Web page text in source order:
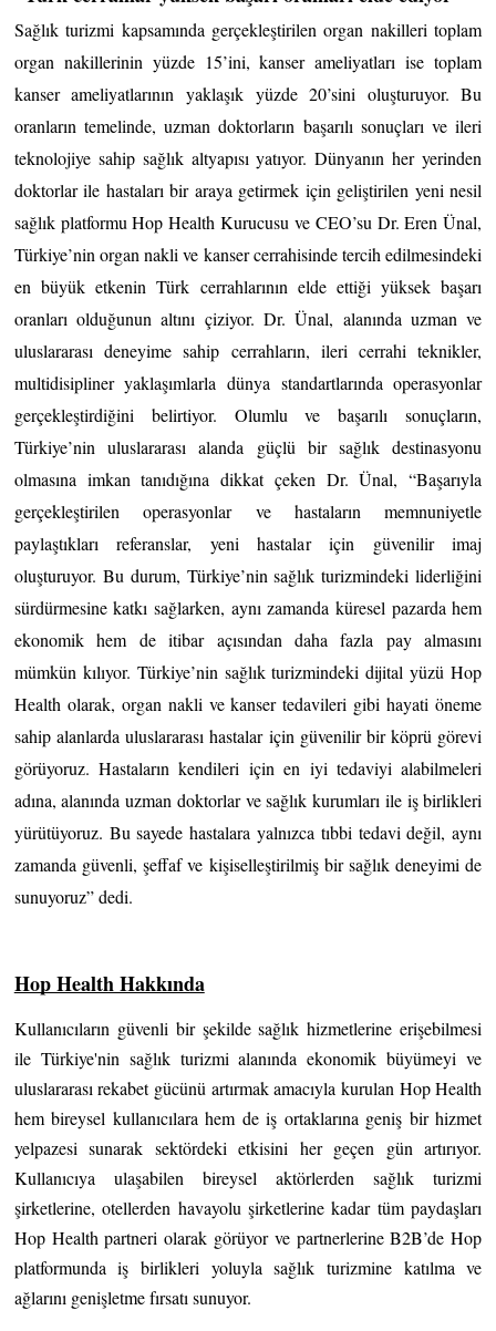
Sağlık turizmi kapsamında gerçekleştirilen organ nakilleri toplam
organ nakillerinin yüzde 15’ini, kanser ameliyatları ise toplam
kanser ameliyatlarının yaklaşık yüzde 20’sini oluşturuyor. Bu
oranların temelinde, uzman doktorların başarılı sonuçları ve ileri
teknolojiye sahip sağlık altyapısı yatıyor. Dünyanın her yerinden
doktorlar ile hastaları bir araya getirmek için geliştirilen yeni nesil
sağlık platformu Hop Health Kurucusu ve CEO’su Dr. Eren Ünal,
Türkiye’nin organ nakli ve kanser cerrahisinde tercih edilmesindeki
en büyük etkenin Türk cerrahlarının elde ettiği yüksek başarı
oranları olduğunun altını çiziyor. Dr. Ünal, alanında uzman ve
uluslararası deneyime sahip cerrahların, ileri cerrahi teknikler,
multidisipliner yaklaşımlarla dünya standartlarında operasyonlar
gerçekleştirdiğini belirtiyor. Olumlu ve başarılı sonuçların,
Türkiye’nin uluslararası alanda güçlü bir sağlık destinasyonu
olmasına imkan tanıdığına dikkat çeken Dr. Ünal, “Başarıyla
gerçekleştirilen operasyonlar ve hastaların memnuniyetle
paylaştıkları referanslar, yeni hastalar için güvenilir imaj
oluşturuyor. Bu durum, Türkiye’nin sağlık turizmindeki liderliğini
sürdürmesine katkı sağlarken, aynı zamanda küresel pazarda hem
ekonomik hem de itibar açısından daha fazla pay almasını
mümkün kılıyor. Türkiye’nin sağlık turizmindeki dijital yüzü Hop
Health olarak, organ nakli ve kanser tedavileri gibi hayati öneme
sahip alanlarda uluslararası hastalar için güvenilir bir köprü görevi
görüyoruz. Hastaların kendileri için en iyi tedaviyi alabilmeleri
adına, alanında uzman doktorlar ve sağlık kurumları ile iş birlikleri
yürütüyoruz. Bu sayede hastalara yalnızca tıbbi tedavi değil, aynı
zamanda güvenli, şeffaf ve kişiselleştirilmiş bir sağlık deneyimi de
sunuyoruz” dedi.
Hop Health Hakkında
Kullanıcıların güvenli bir şekilde sağlık hizmetlerine erişebilmesi
ile Türkiye'nin sağlık turizmi alanında ekonomik büyümeyi ve
uluslararası rekabet gücünü artırmak amacıyla kurulan Hop Health
hem bireysel kullanıcılara hem de iş ortaklarına geniş bir hizmet
yelpazesi sunarak sektördeki etkisini her geçen gün artırıyor.
Kullanıcıya ulaşabilen bireysel aktörlerden sağlık turizmi
şirketlerine, otellerden havayolu şirketlerine kadar tüm paydaşları
Hop Health partneri olarak görüyor ve partnerlerine B2B’de Hop
platformunda iş birlikleri yoluyla sağlık turizmine katılma ve
ağlarını genişletme fırsatı sunuyor.